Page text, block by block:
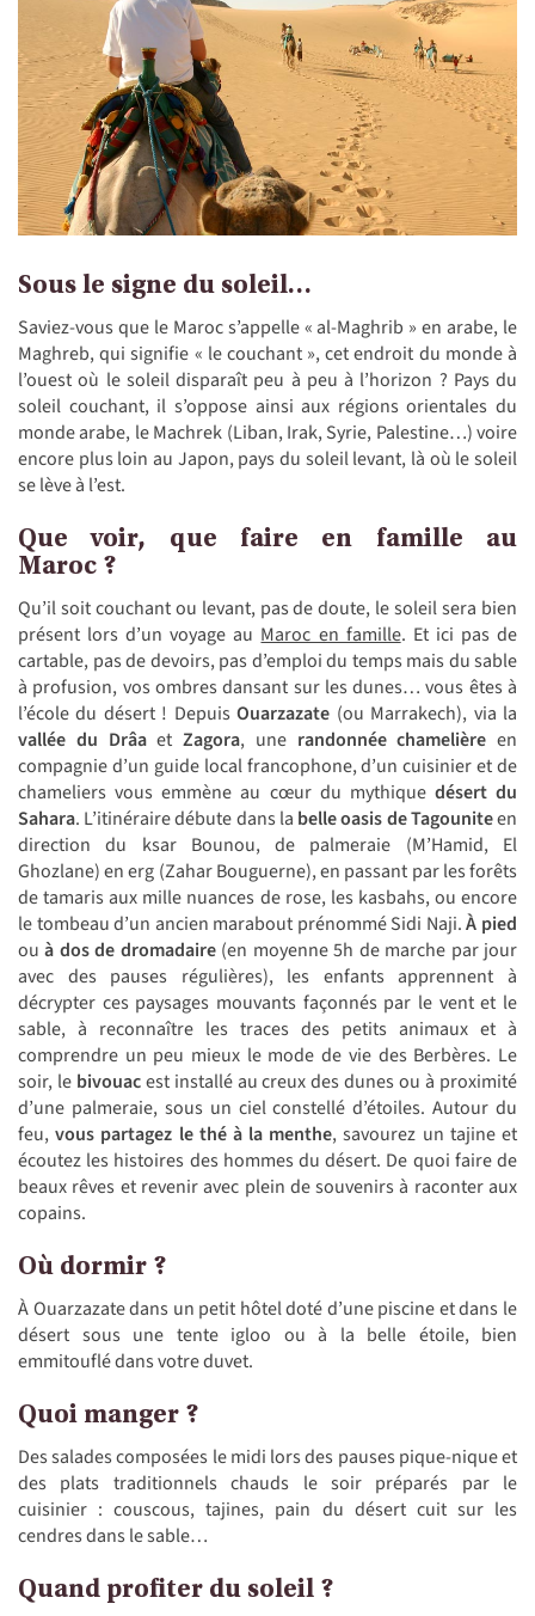
Sous le signe du soleil…
Saviez-vous que le Maroc s’appelle « al-Maghrib » en arabe, le
Maghreb, qui signifie « le couchant », cet endroit du monde à
l’ouest où le soleil disparaît peu à peu à l’horizon ? Pays du
soleil couchant, il s’oppose ainsi aux régions orientales du
monde arabe, le Machrek (Liban, Irak, Syrie, Palestine…) voire
encore plus loin au Japon, pays du soleil levant, là où le soleil
se lève à l’est.
Que voir, que faire en famille au
Maroc ?
Qu’il soit couchant ou levant, pas de doute, le soleil sera bien
présent lors d’un voyage au Maroc en famille. Et ici pas de
cartable, pas de devoirs, pas d’emploi du temps mais du sable
à profusion, vos ombres dansant sur les dunes… vous êtes à
l’école du désert ! DepuisOuarzazate (ou Marrakech), via la
vallée du Drâaet Zagora, une randonnée chamelière en
compagnie d’un guide local francophone, d’un cuisinier et de
chameliers vous emmène au cœur du mythique désert du
Sahara. L’itinéraire débute dans la belle oasis de Tagouniteen
direction du ksar Bounou, de palmeraie (M’Hamid, El
Ghozlane) en erg (Zahar Bouguerne), en passant par les forêts
de tamaris aux mille nuances de rose, les kasbahs, ou encore
le tombeau d’un ancien marabout prénommé Sidi Naji.À pied
ou à dos de dromadaire(en moyenne 5h de marche par jour
avec des pauses régulières), les enfants apprennent à
décrypter ces paysages mouvants façonnés par le vent et le
sable, à reconnaître les traces des petits animaux et à
comprendre un peu mieux le mode de vie des Berbères. Le
soir, le bivouacest installé au creux des dunes ou à proximité
d’une palmeraie, sous un ciel constellé d’étoiles. Autour du
feu,vous partagez le thé à la menthe, savourez un tajine et
écoutez les histoires des hommes du désert. De quoi faire de
beaux rêves et revenir avec plein de souvenirs à raconter aux
copains.
Où dormir ?
À Ouarzazate dans un petit hôtel doté d’une piscine et dans le
désert sous une tente igloo ou à la belle étoile, bien
emmitouflé dans votre duvet.
Quoi manger ?
Des salades composées le midi lors des pauses pique-nique et
des plats traditionnels chauds le soir préparés par le
cuisinier : couscous, tajines, pain du désert cuit sur les
cendres dans le sable…
Quand profiter du soleil ?